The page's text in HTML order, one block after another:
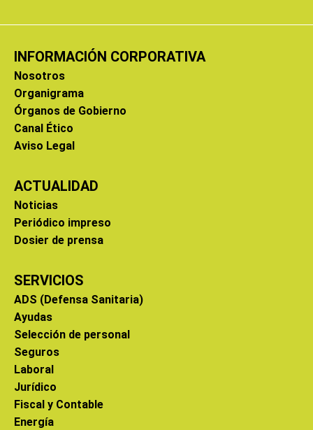
INFORMACIÓN CORPORATIVA
Nosotros
Organigrama
Órganos de Gobierno
Canal Ético
Aviso Legal
ACTUALIDAD
Noticias
Periódico impreso
Dosier de prensa
SERVICIOS
ADS (Defensa Sanitaria)
Ayudas
Selección de personal
Seguros
Laboral
Jurídico
Fiscal y Contable
Energía